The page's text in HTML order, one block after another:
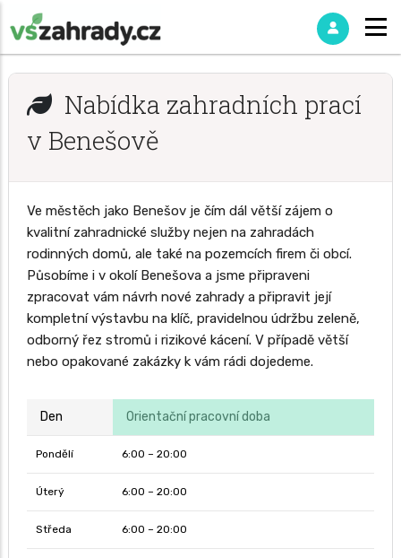
Nabídka zahradních prací
v Benešově
Ve městěch jako Benešov je čím dál větší zájem o
kvalitní zahradnické služby nejen na zahradách
rodinných domů, ale také na pozemcích firem či obcí.
Působíme i v okolí Benešova a jsme připraveni
zpracovat vám návrh nové zahrady a připravit její
kompletní výstavbu na klíč, pravidelnou údržbu zeleně,
odborný řez stromů i rizikové kácení. V případě větší
nebo opakované zakázky k vám rádi dojedeme.
Den Orientační pracovní doba
Pondělí 6:00 – 20:00
Úterý 6:00 – 20:00
Středa 6:00 – 20:00